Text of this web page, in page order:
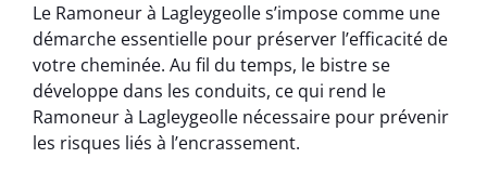
Le Ramoneur à Lagleygeolle s’impose comme une
démarche essentielle pour préserver l’efficacité de
votre cheminée. Au fil du temps, le bistre se
développe dans les conduits, ce qui rend le
Ramoneur à Lagleygeolle nécessaire pour prévenir
les risques liés à l’encrassement.